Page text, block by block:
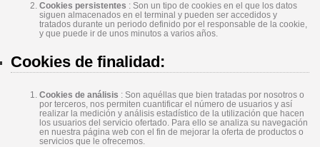
Cookies persistentes : Son un tipo de cookies en el que los datos
siguen almacenados en el terminal y pueden ser accedidos y
tratados durante un periodo definido por el responsable de la cookie,
y que puede ir de unos minutos a varios años.
Cookies de finalidad:
Cookies de análisis : Son aquéllas que bien tratadas por nosotros o
por terceros, nos permiten cuantificar el número de usuarios y así
realizar la medición y análisis estadístico de la utilización que hacen
los usuarios del servicio ofertado. Para ello se analiza su navegación
en nuestra página web con el fin de mejorar la oferta de productos o
servicios que le ofrecemos.